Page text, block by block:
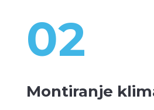
02
Montiranje